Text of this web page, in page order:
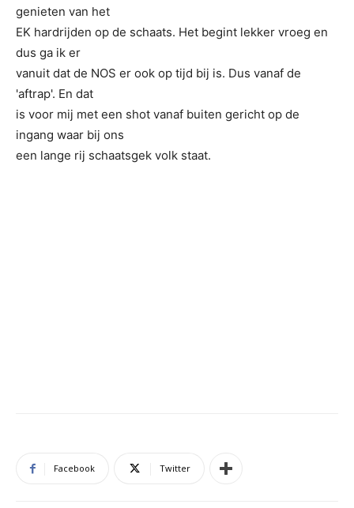
genieten van het
EK hardrijden op de schaats. Het begint lekker vroeg en
dus ga ik er
vanuit dat de NOS er ook op tijd bij is. Dus vanaf de
'aftrap'. En dat
is voor mij met een shot vanaf buiten gericht op de
ingang waar bij ons
een lange rij schaatsgek volk staat.
Facebook Twitter